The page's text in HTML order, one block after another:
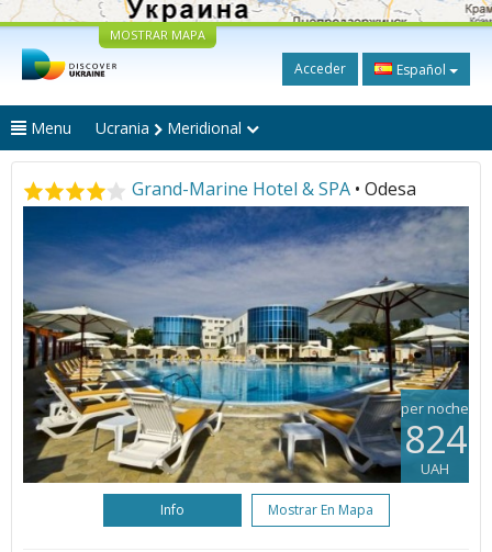
MOSTRAR MAPA
Acceder Español
Menu Ucrania Meridional
Grand-Marine Hotel & SPA • Odesa
per noche
824
UAH
Info Mostrar En Mapa